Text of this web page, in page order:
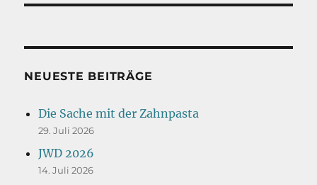
NEUESTE BEITRÄGE
Die Sache mit der Zahnpasta
29. Juli 2026
JWD 2026
14. Juli 2026